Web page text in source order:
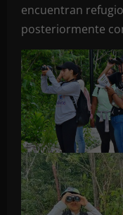
encuentran
posteriormente